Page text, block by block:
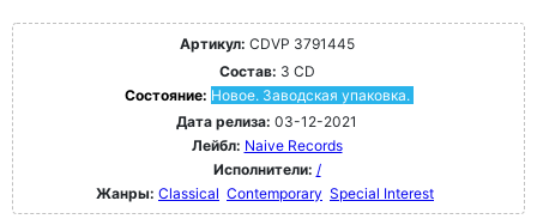
Артикул: CDVP 3791445
Состав: 3 CD
Состояние: Новое. Заводская упаковка.
Дата релиза: 03-12-2021
Лейбл: Naive Records
Исполнители: /
Жанры: Classical Contemporary Special Interest